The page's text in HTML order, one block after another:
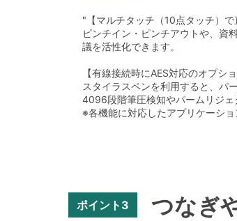
"【マルチタッチ（10点タッチ）で
ピンチイン・ピンチアウトや、資
議を活性化できます。
【有線接続時にAES対応のオプショ
スタイラスペンを利用すると、パ
4096段階筆圧検知やパームリジェ
※各機能に対応したアプリケーシ
ポイント3 つなぎ